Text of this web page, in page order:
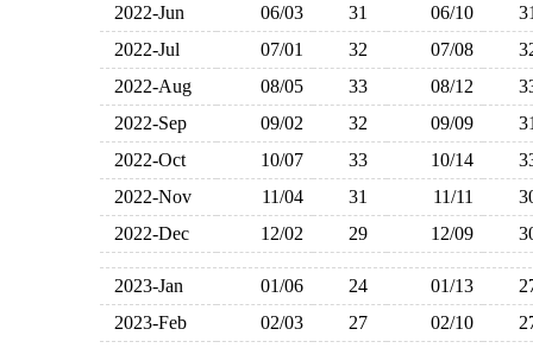
2022-Jun
06/03 31 06/10
2022-Jul
07/01 32 07/08
2022-Aug
08/05 33 08/12
2022-Sep
09/02 32 09/09
2022-Oct
10/07 33 10/14
2022-Nov
11/04 31 11/11
2022-Dec
12/02 29 12/09
2023-Jan 01/06 24 01/13
2023-Feb
02/03 27 02/10